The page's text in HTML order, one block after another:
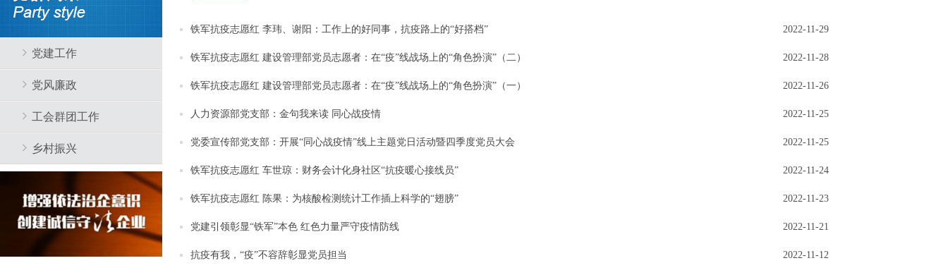
党建工作
党风廉政
工会群团工作
乡村振兴
铁军抗疫志愿红 李玮、谢阳：工作上的好同事，抗疫路上的“好搭档” 2022-11-29
铁军抗疫志愿红 建设管理部党员志愿者：在“疫”线战场上的“角色扮演”（二） 2022-11-28
铁军抗疫志愿红 建设管理部党员志愿者：在“疫”线战场上的“角色扮演”（一） 2022-11-26
人力资源部党支部：金句我来读 同心战疫情 2022-11-25
党委宣传部党支部：开展“同心战疫情”线上主题党日活动暨四季度党员大会 2022-11-25
铁军抗疫志愿红 车世琼：财务会计化身社区“抗疫暖心接线员” 2022-11-24
铁军抗疫志愿红 陈果：为核酸检测统计工作插上科学的“翅膀” 2022-11-23
党建引领彰显“铁军”本色 红色力量严守疫情防线 2022-11-21
抗疫有我，“疫”不容辞彰显党员担当 2022-11-12